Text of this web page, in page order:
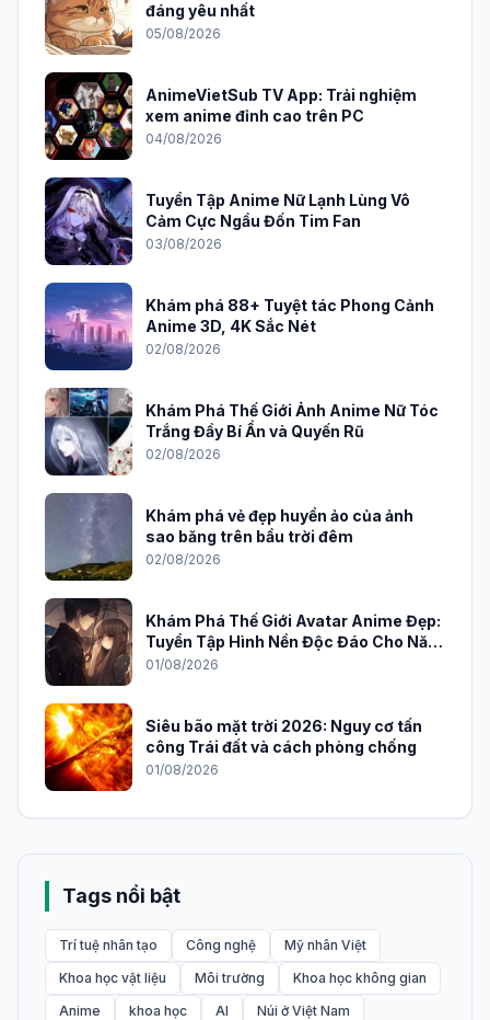
đáng yêu nhất
05/08/2026
AnimeVietSub TV App: Trải nghiệm
xem anime đỉnh cao trên PC
04/08/2026
Tuyển Tập Anime Nữ Lạnh Lùng Vô
Cảm Cực Ngầu Đốn Tim Fan
03/08/2026
Khám phá 88+ Tuyệt tác Phong Cảnh
Anime 3D, 4K Sắc Nét
02/08/2026
Khám Phá Thế Giới Ảnh Anime Nữ Tóc
Trắng Đầy Bí Ẩn và Quyến Rũ
02/08/2026
Khám phá vẻ đẹp huyền ảo của ảnh
sao băng trên bầu trời đêm
02/08/2026
Khám Phá Thế Giới Avatar Anime Đẹp:
Tuyển Tập Hình Nền Độc Đáo Cho Năm
2026
01/08/2026
Siêu bão mặt trời 2026: Nguy cơ tấn
công Trái đất và cách phòng chống
01/08/2026
Tags nổi bật
Trí tuệ nhân tạo Công nghệ
Mỹ nhân Việt
Khoa học vật liệu
Môi trường
Khoa học không gian
Anime
khoa học AI
Núi ở Việt Nam